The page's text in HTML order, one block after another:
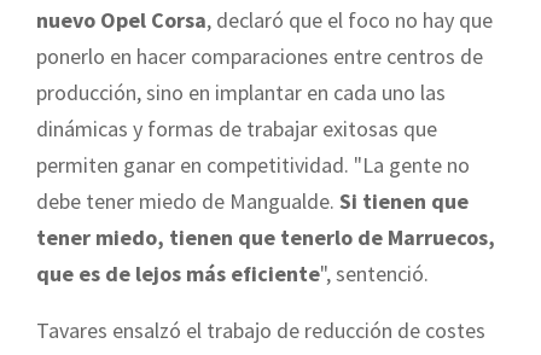
nuevo Opel Corsa, declaró que el foco no hay que
ponerlo en hacer comparaciones entre centros de
producción, sino en implantar en cada uno las
dinámicas y formas de trabajar exitosas que
permiten ganar en competitividad. "La gente no
debe tener miedo de Mangualde. Si tienen que
tener miedo, tienen que tenerlo de Marruecos,
que es de lejos más eficiente", sentenció.
Tavares ensalzó el trabajo de reducción de costes